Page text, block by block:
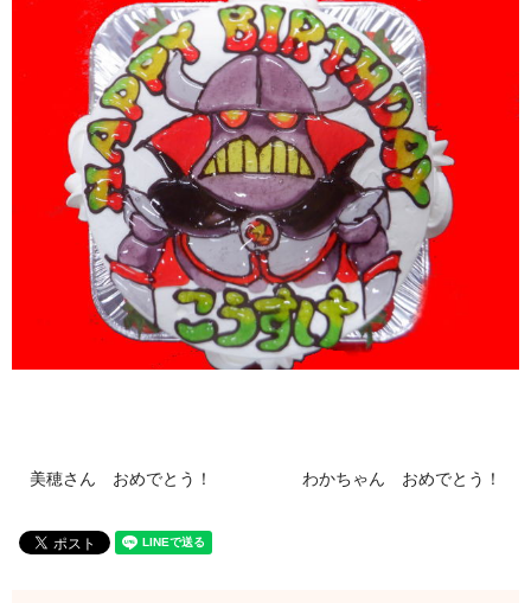
美穂さん おめでとう！ わかちゃん おめでとう！